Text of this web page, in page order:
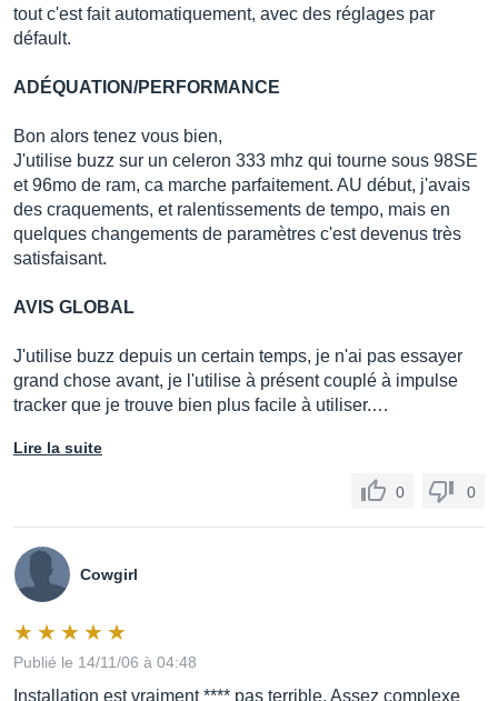
tout c'est fait automatiquement, avec des réglages par
défault.
ADÉQUATION/PERFORMANCE
Bon alors tenez vous bien,
J'utilise buzz sur un celeron 333 mhz qui tourne sous 98SE
et 96mo de ram, ca marche parfaitement. AU début, j'avais
des craquements, et ralentissements de tempo, mais en
quelques changements de paramètres c'est devenus très
satisfaisant.
AVIS GLOBAL
J'utilise buzz depuis un certain temps, je n'ai pas essayer
grand chose avant, je l'utilise à présent couplé à impulse
tracker que je trouve bien plus facile à utiliser.…
Lire la suite
0 0
Cowgirl
Publié le 14/11/06 à 04:48
Installation est vraiment **** pas terrible. Assez complexe